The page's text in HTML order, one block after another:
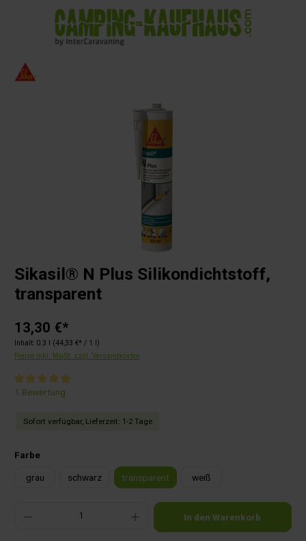
springen
Sikasil® N Plus Silikondichtstoff,
transparent
13,30 €*
Inhalt: 0.3 l (44,33 €* / 1 l)
Preise inkl. MwSt. zzgl. Versandkosten
Durchschnittliche Bewertung von 5 von 5 Sternen
1 Bewertung
Sofort verfügbar, Lieferzeit: 1-2 Tage
Farbeauswählen
grau schwarz transparent weiß
Produkt Anzahl: Gib den gewünschten Wert ein oder benutze die Schaltflächen um die
In den Warenkorb